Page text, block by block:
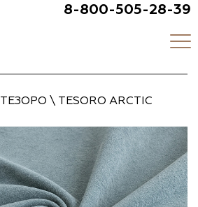
8-800-505-28-39
ТЕЗОРО \ TESORO ARCTIC